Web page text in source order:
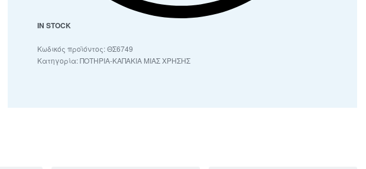
IN STOCK
ΘΣ6749
Κατηγορία:ΠΟΤΗΡΙΑ-ΚΑΠΑΚΙΑ ΜΙΑΣ ΧΡΗΣΗΣ